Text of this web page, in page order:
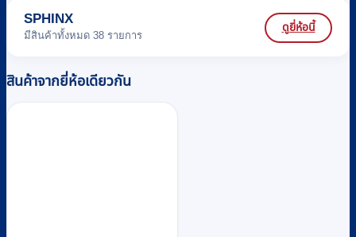
SPHINX
มีสินค้าทั้งหมด 38 รายการ
ดูยี่ห้อนี้
สินค้าจากยี่ห้อเดียวกัน